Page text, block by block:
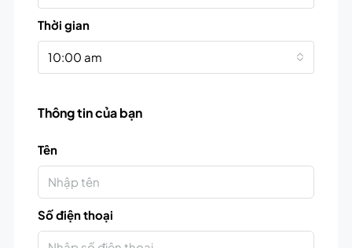
Thời gian
10:00 am
Thông tin của bạn
Tên
Số điện thoại